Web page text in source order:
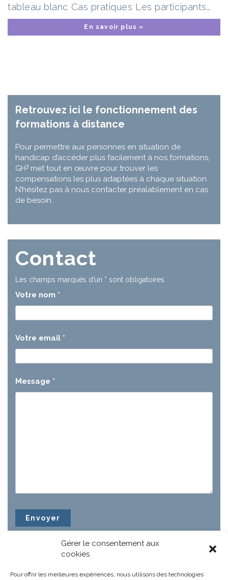
Gérer le consentement aux
cookies
Pour offrir les meilleures expériences, nous utilisons des technologies
tableau blanc Cas pratiques Les participants…
En savoir plus »
Retrouvez ici le fonctionnement des
formations à distance
Pour permettre aux personnes en situation de
handicap d’accéder plus facilement à nos formations,
GH3 met tout en œuvre pour trouver les
compensations les plus adaptées à chaque situation.
N’hésitez pas à nous contacter préalablement en cas
de besoin.
Contact
Les champs marqués d’un * sont obligatoires
Votre nom *
Votre email *
Message *